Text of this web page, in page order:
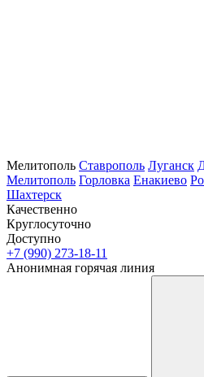
Мелитополь Ставрополь Луганск
Мелитополь Горловка Енакиево
Шахтерск
Качественно
Круглосуточно
Доступно
+7 (990) 273-18-11
Анонимная горячая линия